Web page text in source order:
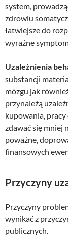
system,
zdrowiu
łatwiejsze do
wyraźne
Uzależnienia
substancji
mózgu jak
przynależą
kupowania,
zdawać się mniej
poważne,
finansowych
Przyczyny
Przyczyny
wynikać z
publicznych.